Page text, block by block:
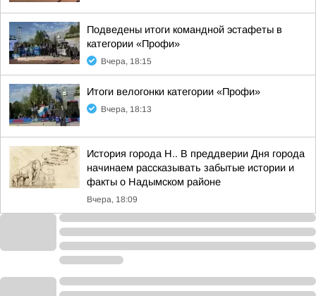
Подведены итоги командной эстафеты в
категории «Профи»
Вчера, 18:15
Итоги велогонки категории «Профи»
Вчера, 18:13
История города Н.. В преддверии Дня города
начинаем рассказывать забытые истории и
факты о Надымском районе
Вчера, 18:09